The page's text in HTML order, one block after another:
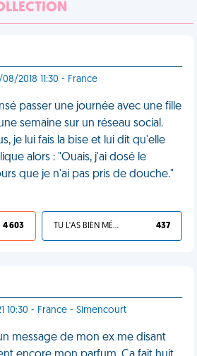
08/2018 11:30 - France
passer une journée avec une fille
semaine sur un réseau social.
je lui fais la bise et lui dit qu'elle
alors : "Ouais, j'ai dosé le
que je n'ai pas pris de douche."
4 603 TU L'AS BIEN MÉRITÉ 437
10:30 - France - Simencourt
message de mon ex me disant